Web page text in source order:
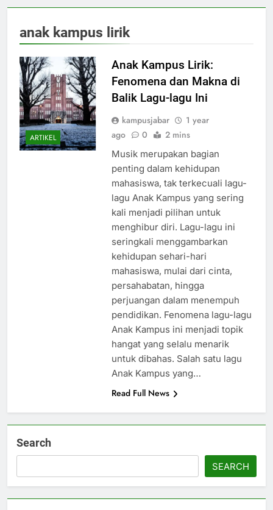
anak kampus lirik
ARTIKEL
Anak Kampus Lirik:
Fenomena dan Makna di
Balik Lagu-lagu Ini
kampusjabar
1 year
ago
0 2 mins
Musik merupakan bagian
penting dalam kehidupan
mahasiswa, tak terkecuali lagu-
lagu Anak Kampus yang sering
kali menjadi pilihan untuk
menghibur diri. Lagu-lagu ini
seringkali menggambarkan
kehidupan sehari-hari
mahasiswa, mulai dari cinta,
persahabatan, hingga
perjuangan dalam menempuh
pendidikan. Fenomena lagu-lagu
Anak Kampus ini menjadi topik
hangat yang selalu menarik
untuk dibahas. Salah satu lagu
Anak Kampus yang…
Read Full News
Search
SEARCH